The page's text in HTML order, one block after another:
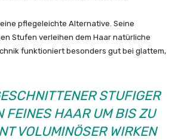
pflegeleichte Alternative. Seine
Stufen verleihen dem Haar natürliche
funktioniert besonders gut bei glattem,
STUFIGER
FEINES HAAR UM BIS ZU
VOLUMINÖSER WIRKEN